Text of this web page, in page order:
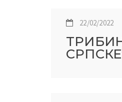
22/02/2022